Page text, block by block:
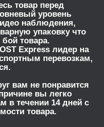
товар перед
уровень
наблюдения,
упаковку что
товара.
Express лидер на
перевозкам,
вам не понравится
вы легко
в течении 14 дней с
товара.